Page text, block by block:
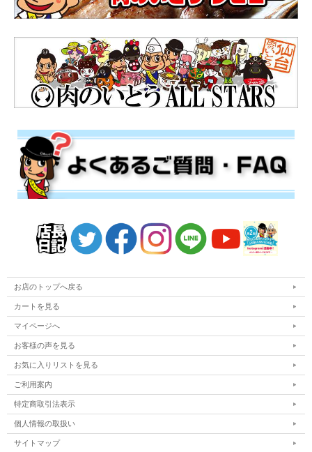
お店のトップへ戻る
カートを見る
マイページへ
お客様の声を見る
お気に入りリストを見る
ご利用案内
特定商取引法表示
個人情報の取扱い
サイトマップ